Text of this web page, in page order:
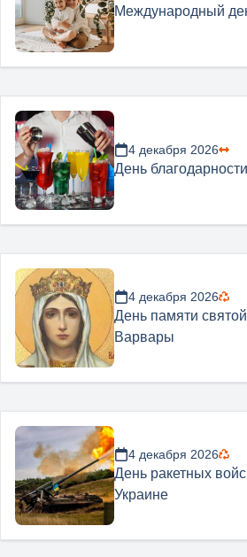
Международный
4 декабря 2026
День
4 декабря 2026
День памяти
Варвары
4 декабря 2026
День ракетных
Украине